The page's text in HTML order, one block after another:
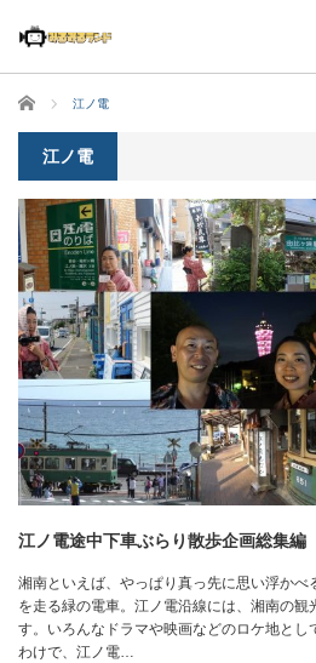
ホーム 江ノ電
江ノ電
江ノ電途中下車ぶらり散歩企画総集編
湘南といえば、やっぱり真っ先に思い浮かべ
を走る緑の電車。江ノ電沿線には、湘南の観
す。いろんなドラマや映画などのロケ地とし
わけで、江ノ電…